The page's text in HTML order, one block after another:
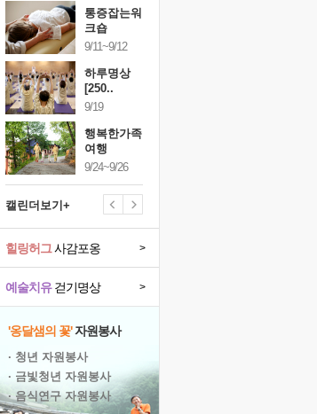
통증잡는워
크숍
9/11~9/12
하루명상
[250..
9/19
행복한가족
여행
9/24~9/26
캘린더보기+
예술치유걷기명상 >
힐링허그사감포옹 >
'옹달샘의 꽃'자원봉사
· 청년 자원봉사
· 금빛청년 자원봉사
· 음식연구 자원봉사